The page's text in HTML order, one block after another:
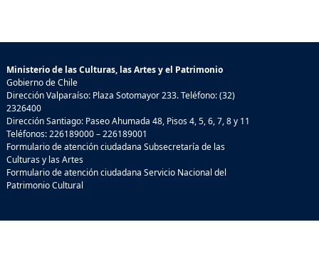
Ministerio de las Culturas, las Artes y el Patrimonio
Gobierno de Chile
Dirección Valparaíso: Plaza Sotomayor 233. Teléfono: (32)
2326400
Dirección Santiago: Paseo Ahumada 48, Pisos 4, 5, 6, 7, 8 y 11
Teléfonos: 226189000 – 226189001
Formulario de atención ciudadana Subsecretaría de las
Culturas y las Artes
Formulario de atención ciudadana Servicio Nacional del
Patrimonio Cultural